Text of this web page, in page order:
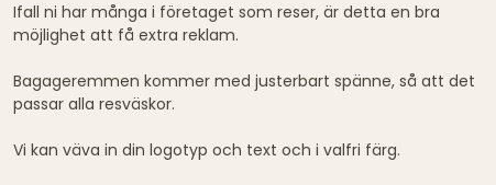
Ifall ni har många i företaget som reser, är detta en bra
möjlighet att få extra reklam.
Bagageremmen kommer med justerbart spänne, så att det
passar alla resväskor.
Vi kan väva in din logotyp och text och i valfri färg.